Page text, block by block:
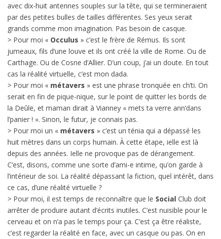
avec dix-huit antennes souples sur la tête, qui se termineraient
par des petites bulles de tailles différentes. Ses yeux serait
grands comme mon imagination. Pas besoin de casque.
> Pour moi « Occulus » c’est le frère de Rémus. Ils sont
jumeaux, fils d’une louve et ils ont créé la ville de Rome. Ou de
Carthage. Ou de Cosne d’Allier. D’un coup, j’ai un doute. En tout
cas la réalité virtuelle, c’est mon dada.
> Pour moi « métavers » est une phrase tronquée en ch’ti. On
serait en fin de pique-nique, sur le point de quitter les bords de
la Deûle, et maman dirait à Vianney « mets ta verre ann’dans
l’panier ! ». Sinon, le futur, je connais pas.
> Pour moi un « métavers » c’est un ténia qui a dépassé les
huit mètres dans un corps humain. À cette étape, ielle est là
depuis des années. Ielle ne provoque pas de dérangement.
C’est, disons, comme une sorte d’ami-e intime, qu’on garde à
l’intérieur de soi. La réalité dépassant la fiction, quel intérêt, dans
ce cas, d’une réalité virtuelle ?
> Pour moi, il est temps de reconnaître que le Social Club doit
arrêter de produire autant d’écrits inutiles. C’est nuisible pour le
cerveau et on n’a pas le temps pour ça. C’est ça être réaliste,
c’est regarder la réalité en face, avec un casque ou pas. On en